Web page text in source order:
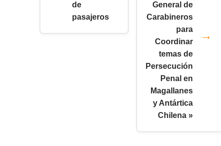
de
pasajeros
General de
Carabineros
para
Coordinar
temas de
Persecución
Penal en
Magallanes
y Antártica
Chilena »